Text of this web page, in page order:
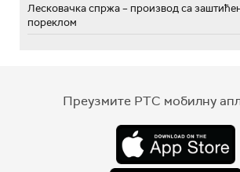
Лесковачка спржа – производ са
пореклом
Преузмите РТС мобилну